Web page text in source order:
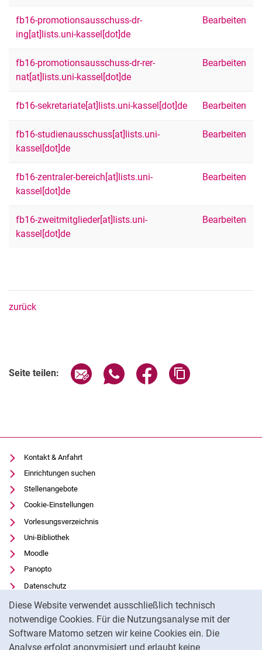
Diese Website verwendet ausschließlich technisch
notwendige Cookies. Für die Nutzungsanalyse mit der
Software Matomo setzen wir keine Cookies ein. Die
Analyse erfolgt anonymisiert und erlaubt keine
fb16-promotionsausschuss-dr-
ing[at]lists.uni-kassel[dot]de
Bearbeiten
fb16-promotionsausschuss-dr-rer-
nat[at]lists.uni-kassel[dot]de
Bearbeiten
fb16-sekretariate[at]lists.uni-kassel[dot]de Bearbeiten
fb16-studienausschuss[at]lists.uni-
kassel[dot]de
Bearbeiten
fb16-zentraler-bereich[at]lists.uni-
kassel[dot]de
Bearbeiten
fb16-zweitmitglieder[at]lists.uni-
kassel[dot]de
Bearbeiten
zurück
Seite teilen: Seite über E-Mail teilen
Seite über WhatsApp teilen
Seite über Facebook
Kontakt & Anfahrt
Einrichtungen suchen
Stellenangebote
Cookie-Einstellungen
Vorlesungsverzeichnis
Uni-Bibliothek
Moodle
Panopto
Datenschutz
Barrierefreiheit
Transparenter KI-Einsatz
Impressum